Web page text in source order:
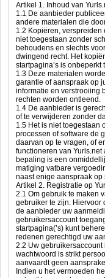
Artikel 1. Inhoud van
1.1 De aanbieder
andere materialen die
1.2 Kopiëren,
niet toegestaan zonder
behoudens en slechts
dwingend recht. Het
startpagina’s is onbeperkt
1.3 Deze materialen
garantie of aanspraak op
informatie en verstrooiing
rechten worden ontleend.
1.4 De aanbieder is
of te verwijderen zonder
1.5 Het is niet toegestaan
processen of software de
daarvan op te vragen, of
functioneren van
bepaling is een
matiging vatbare
naast enige aanspraak
Artikel 2. Registratie op
2.1 Om gebruik te maken
gebruiker te zijn. Hiervoor
de aanbieder uw
gebruikersaccount
startpagina(’s) kunt
redenen gerechtigd uw
2.2 Uw
wachtwoord is strikt
aanvaardt geen
Indien u het vermoeden